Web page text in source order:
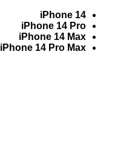
iPhone 14
iPhone 14 Pro
iPhone 14 Max
iPhone 14 Pro Max